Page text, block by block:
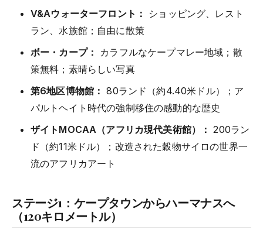
V&Aウォーターフロント：
ショッピング、レスト
ラン、水族館；自由に散策
ボー・カープ：
カラフルなケープマレー地域；散
策無料；素晴らしい写真
第6地区博物館： 80ランド（約4.40米ドル）；ア
パルトヘイト時代の強制移住の感動的な歴史
ザイトMOCAA（アフリカ現代美術館）： 200ラン
ド（約11米ドル）；改造された穀物サイロの世界一
流のアフリカアート
ステージ1：ケープタウンからハーマナスへ
（120キロメートル）